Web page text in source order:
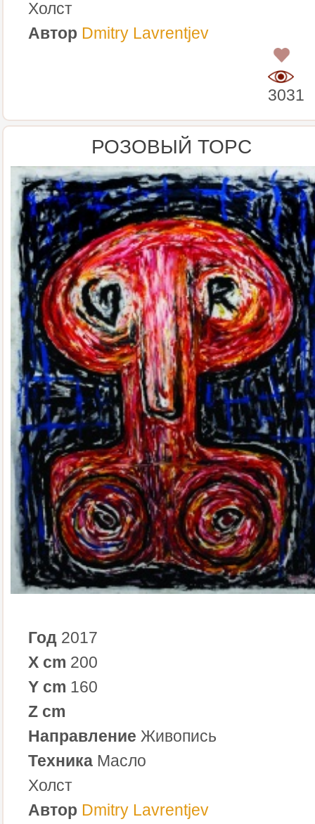
Холст
Автор Dmitry Lavrentjev
3031
РОЗОВЫЙ ТОРС
Год 2017
X cm 200
Y cm 160
Z cm
Направление Живопись
Техника Масло
Холст
Автор Dmitry Lavrentjev